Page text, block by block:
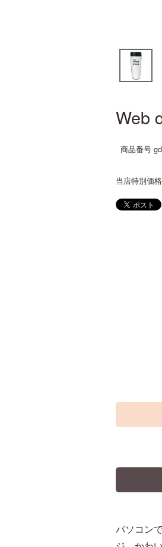
Web
商品番号
当店特別価格
パソコン